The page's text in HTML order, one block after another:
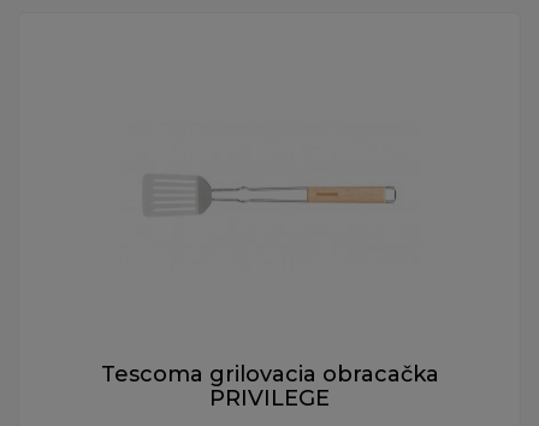
Tescoma grilovacia obracačka
PRIVILEGE